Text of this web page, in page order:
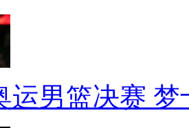
运男篮决赛